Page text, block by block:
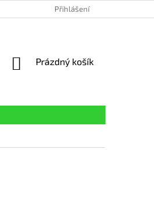
Přihlášení
NÁKUPNÍ
Prázdný košík